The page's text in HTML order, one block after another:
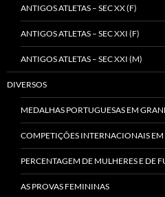
ANTIGOS ATLETAS – SEC XX (F)
ANTIGOS ATLETAS – SEC XXI (F)
ANTIGOS ATLETAS – SEC XXI (M)
DIVERSOS
MEDALHAS PORTUGUESAS EM
COMPETIÇÕES INTERNACIONAIS
PERCENTAGEM DE MULHERES E DE
AS PROVAS FEMININAS